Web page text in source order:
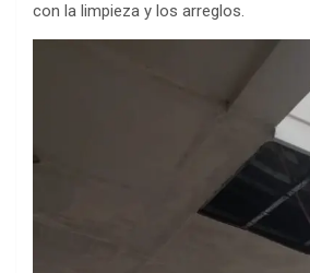
con la limpieza y los arreglos.